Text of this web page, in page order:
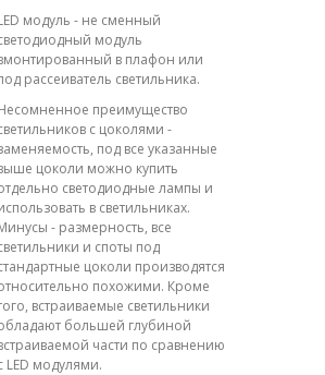
модуль - не сменный
модуль
в плафон или
рассеиватель светильника.
преимущество
с цоколями -
под все указанные
цоколи можно купить
светодиодные лампы и
в светильниках.
- размерность, все
и споты под
цоколи производятся
похожими. Кроме
встраиваемые светильники
большей глубиной
части по сравнению
LED модулями.